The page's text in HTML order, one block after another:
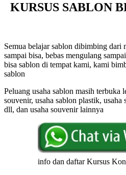
KURSUS SABLON
Semua belajar sablon dibimbing dari
sampai bisa, bebas mengulang
bisa sablon di tempat kami, kami
sablon
Peluang usaha sablon masih terbuka
souvenir, usaha sablon plastik, usaha
dll, dan usaha souvenir lainnya
info dan daftar Kursus